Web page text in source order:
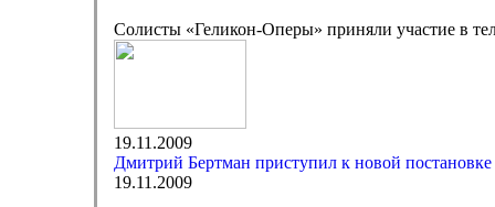
Солисты «Геликон-Оперы» приняли участие в
19.11.2009
Дмитрий Бертман приступил к новой постановке
19.11.2009